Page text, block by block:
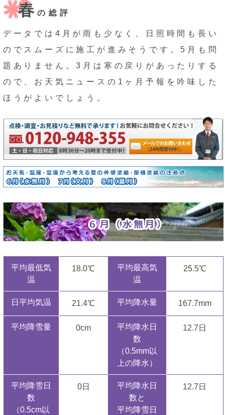
春の総評
データでは4月が雨も少なく、日照時間も長い
のでスムーズに施工が進みそうです。5月も問
題ありません。3月は寒の戻りがあったりする
ので、お天気ニュースの1ヶ月予報を吟味した
ほうがよいでしょう。
平均最低気
温
18.0℃
平均最高気
温
25.5℃
日平均気温 21.4℃ 平均降水量 167.7mm
平均降雪量 0cm
平均降水日
数
（0.5mm以
上の降水）
12.7日
平均降雪日
数
（0.5cm以
0日
平均降水日
数と
平均降雪日
12.7日